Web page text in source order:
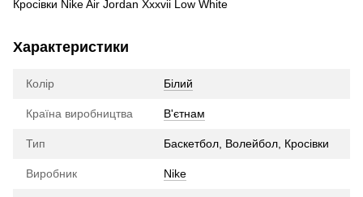
Кросівки Nike Air Jordan Xxxvii Low White
Характеристики
Колір Білий
Країна виробництва В'єтнам
Тип Баскетбол, Волейбол, Кросівки
Виробник Nike